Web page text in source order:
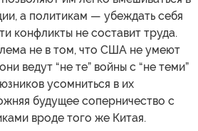
а политикам — убеждать себя
конфликты не составит труда.
не в том, что США не умеют
ведут “не те” войны с “не теми”
усомниться в их
будущее соперничество с
вроде того же Китая.